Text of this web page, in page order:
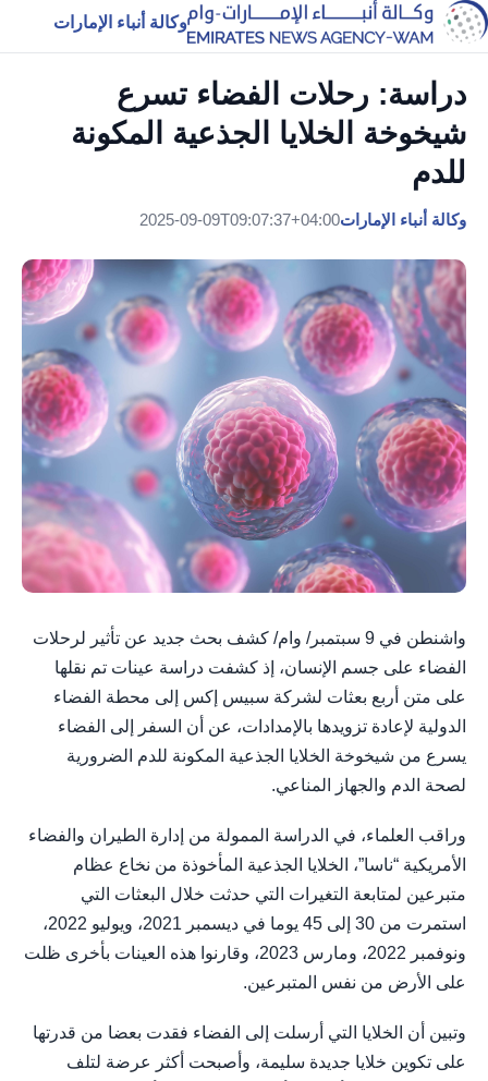
وكالة أنباء الإمارات
دراسة: رحلات الفضاء تسرع
شيخوخة الخلايا الجذعية المكونة
للدم
وكالة أنباء الإمارات2025-09-09T09:07:37+04:00
واشنطن في 9 سبتمبر/ وام/ كشف بحث جديد عن تأثير لرحلات
الفضاء على جسم الإنسان، إذ كشفت دراسة عينات تم نقلها
على متن أربع بعثات لشركة سبيس إكس إلى محطة الفضاء
الدولية لإعادة تزويدها بالإمدادات، عن أن السفر إلى الفضاء
يسرع من شيخوخة الخلايا الجذعية المكونة للدم الضرورية
لصحة الدم والجهاز المناعي.
وراقب العلماء، في الدراسة الممولة من إدارة الطيران والفضاء
الأمريكية “ناسا”، الخلايا الجذعية المأخوذة من نخاع عظام
متبرعين لمتابعة التغيرات التي حدثت خلال البعثات التي
استمرت من 30 إلى 45 يوما في ديسمبر 2021، ويوليو 2022،
ونوفمبر 2022، ومارس 2023، وقارنوا هذه العينات بأخرى ظلت
على الأرض من نفس المتبرعين.
وتبين أن الخلايا التي أرسلت إلى الفضاء فقدت بعضا من قدرتها
على تكوين خلايا جديدة سليمة، وأصبحت أكثر عرضة لتلف